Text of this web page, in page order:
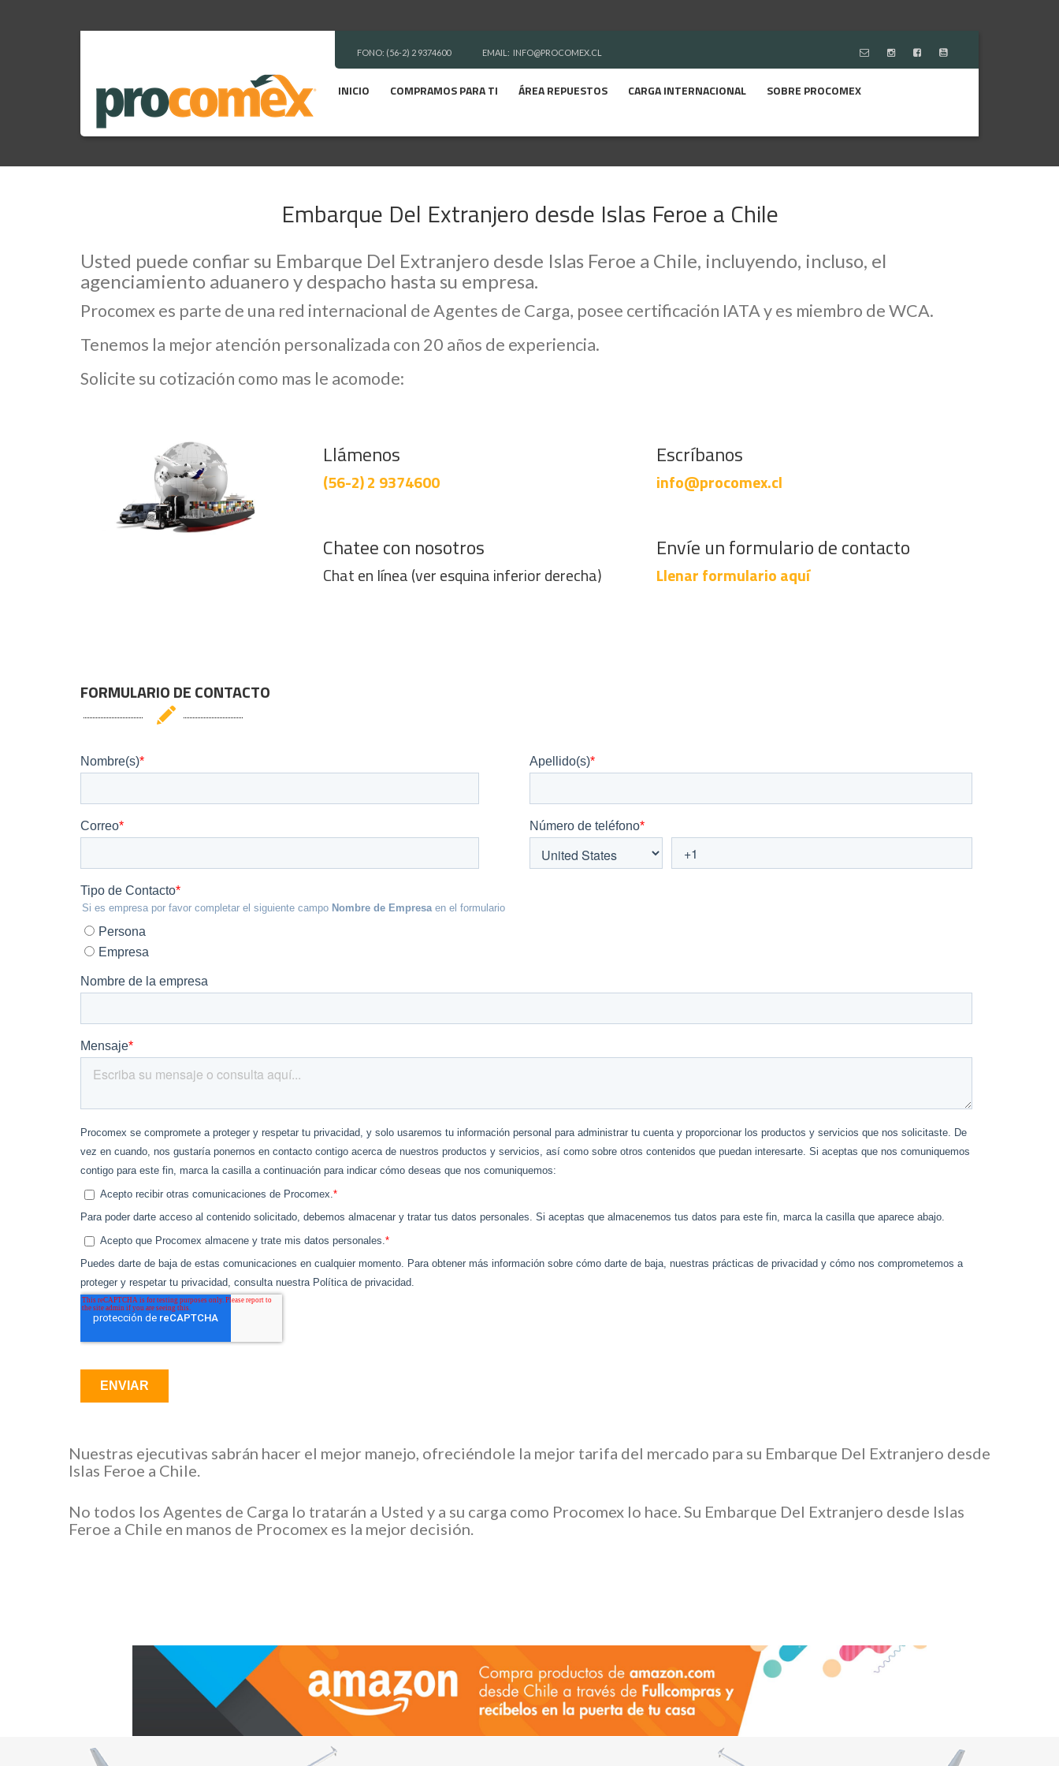
FONO: (56-2) 2 9374600 EMAIL: INFO@PROCOMEX.CL
INICIO COMPRAMOS PARA TI ÁREA REPUESTOS CARGA INTERNACIONAL SOBRE PROCOMEX
Embarque Del Extranjero desde Islas Feroe a Chile
Usted puede confiar su Embarque Del Extranjero desde Islas Feroe a Chile, incluyendo, incluso, el
agenciamiento aduanero y despacho hasta su empresa.
Procomex es parte de una red internacional de Agentes de Carga, posee certificación IATA y es miembro de WCA.
Tenemos la mejor atención personalizada con 20 años de experiencia.
Solicite su cotización como mas le acomode:
Llámenos
(56-2) 2 9374600
Escríbanos
info@procomex.cl
Chatee con nosotros
Chat en línea (ver esquina inferior derecha)
Envíe un formulario de contacto
Llenar formulario aquí
FORMULARIO DE CONTACTO
Nuestras ejecutivas sabrán hacer el mejor manejo, ofreciéndole la mejor tarifa del mercado para su Embarque Del Extranjero desde
Islas Feroe a Chile.
No todos los Agentes de Carga lo tratarán a Usted y a su carga como Procomex lo hace. Su Embarque Del Extranjero desde Islas
Feroe a Chile en manos de Procomex es la mejor decisión.